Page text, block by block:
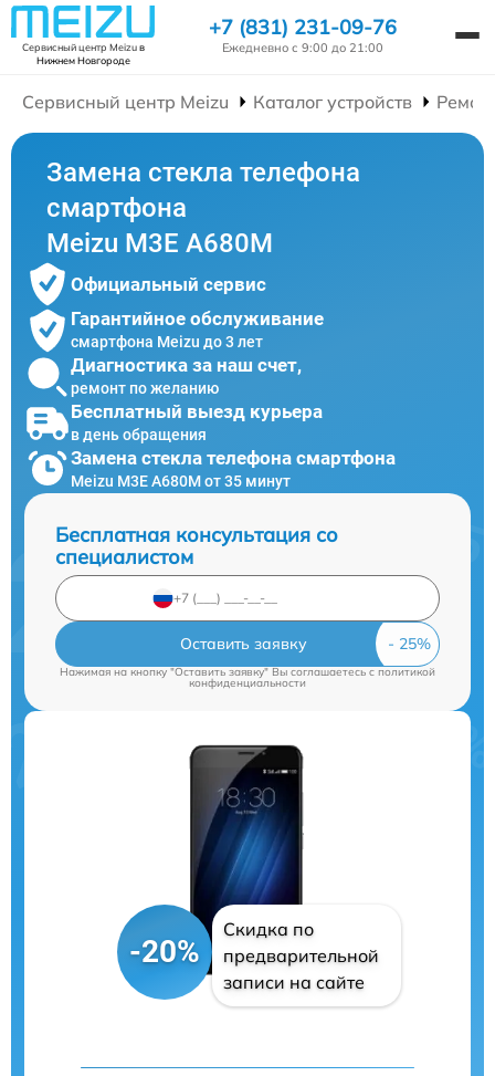
Сервисный центр Meizuв
Нижнем Новгороде
+7 (831) 231-09-76
Ежедневно с 9:00 до 21:00
Сервисный центр Meizu Каталог устройств
Замена стекла телефона
смартфона
Meizu M3E A680M
Официальный сервис
Гарантийное обслуживание
смартфона Meizu до 3 лет
Диагностика за наш счет,
ремонт по желанию
Бесплатный выезд курьера
в день обращения
Замена стекла телефона смартфона
Meizu M3E A680M от 35 минут
Бесплатная консультация со
специалистом
Оставить заявку
Нажимая на кнопку "Оставить заявку" Вы соглашаетесь cполитикой
конфиденциальности
-20%
Скидка по
предварительной
записи на сайте